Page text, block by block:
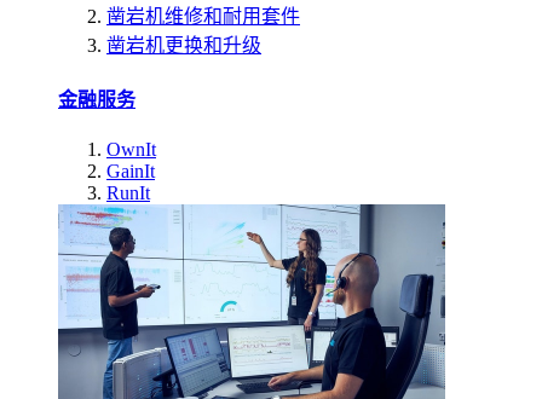
凿岩机维修和耐用套件
凿岩机更换和升级
金融服务
OwnIt
GainIt
RunIt